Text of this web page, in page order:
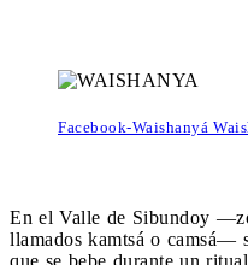
Facebook-Waishanyá
En el Valle de Sibundoy
llamados kamtsá o camsá―
que se bebe durante un